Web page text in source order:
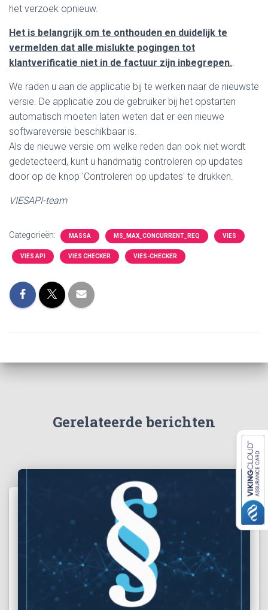
het verzoek opnieuw.
Het is belangrijk om te onthouden en duidelijk te
vermelden dat alle mislukte pogingen tot
klantverificatie niet in de factuur zijn inbegrepen..
We raden u aan de applicatie bij te werken naar de nieuwste
versie. De applicatie zou de gebruiker bij het opstarten
automatisch moeten laten weten dat er een nieuwe
softwareversie beschikbaar is.
Als de nieuwe versie om welke reden dan ook niet wordt
gedetecteerd, kunt u handmatig controleren op updates
door op de knop 'Controleren op updates' te drukken.
VIESAPI-team
Categorieën: MASSA MS_MAX_CONCURRENT_REQ VIES
VIES API VIES CHECKER VIES-CHECKER
Gerelateerde berichten